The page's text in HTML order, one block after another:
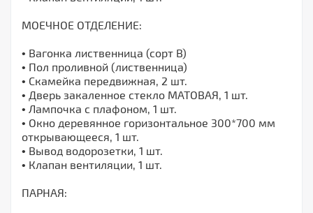
МОЕЧНОЕ ОТДЕЛЕНИЕ:
• Вагонка лиственница (сорт В)
• Пол проливной (лиственница)
• Скамейка передвижная, 2 шт.
• Дверь закаленное стекло МАТОВАЯ, 1 шт.
• Лампочка с плафоном, 1 шт.
• Окно деревянное горизонтальное 300*700 мм
открывающееся, 1 шт.
• Вывод водорозетки, 1 шт.
• Клапан вентиляции, 1 шт.
ПАРНАЯ: